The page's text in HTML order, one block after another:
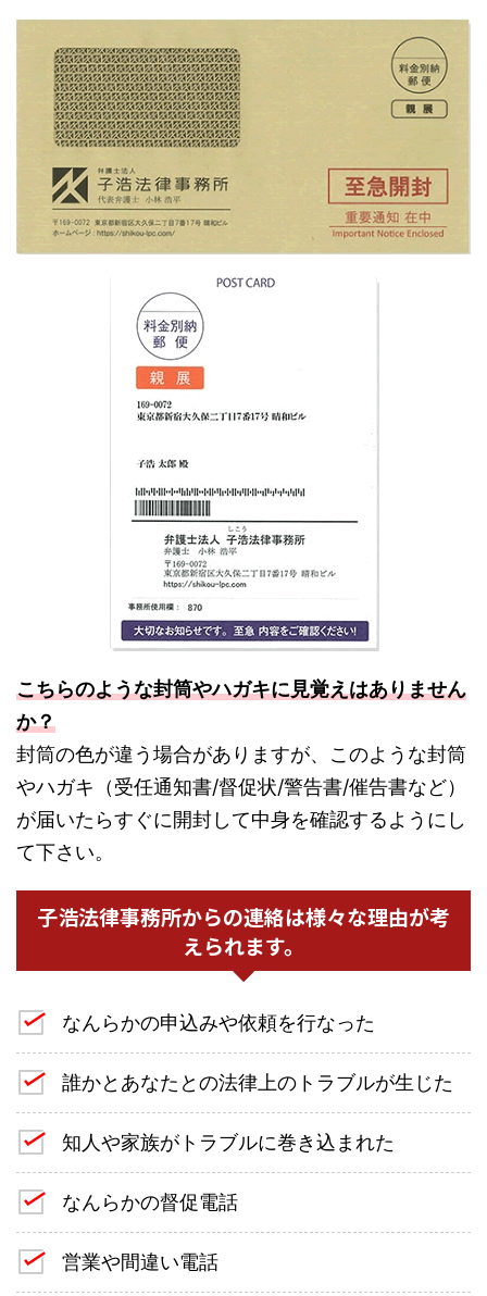
こちらのような封筒やハガキに見覚えはありません
か？
封筒の色が違う場合がありますが、このような封筒
やハガキ（受任通知書/督促状/警告書/催告書など）
が届いたらすぐに開封して中身を確認するようにし
て下さい。
子浩法律事務所からの連絡は様々な理由が考
えられます。
なんらかの申込みや依頼を行なった
誰かとあなたとの法律上のトラブルが生じた
知人や家族がトラブルに巻き込まれた
なんらかの督促電話
営業や間違い電話